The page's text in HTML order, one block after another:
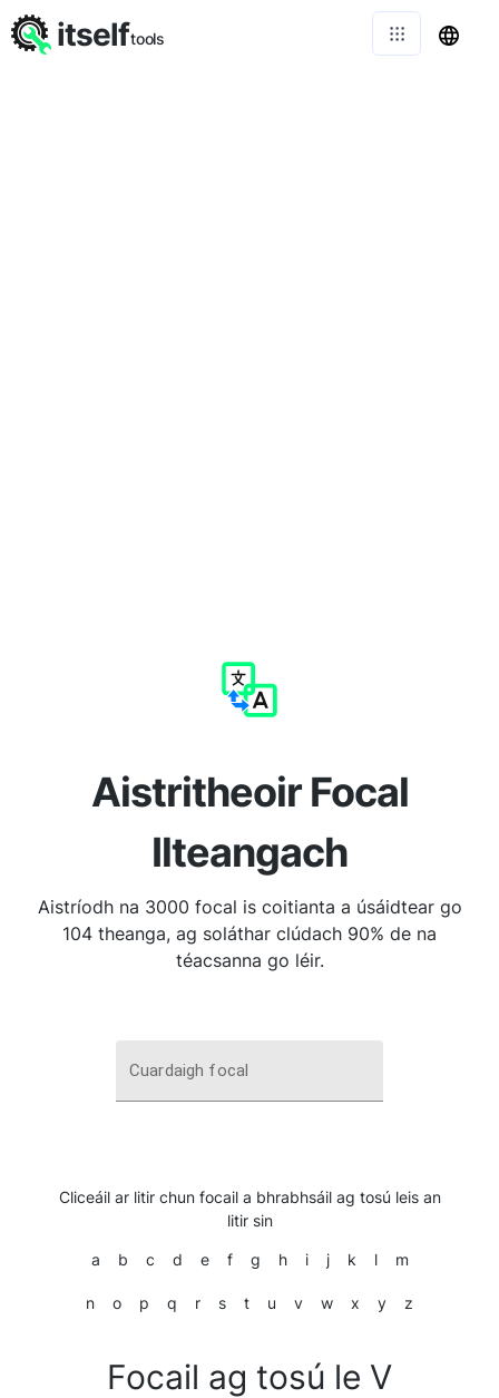
Aistritheoir Focal
Ilteangach
Aistríodh na 3000 focal is coitianta a úsáidtear go
104 theanga, ag soláthar clúdach 90% de na
téacsanna go léir.
Cuardaigh focal
Cliceáil ar litir chun focail a bhrabhsáil ag tosú leis an
litir sin
a b c d e f g h i j k l m
n o p q r s t u v w x y z
Focail ag tosú le V
itselftools